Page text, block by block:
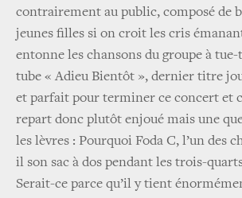
contrairement au public, composé de
jeunes filles si on croit les cris
entonne les chansons du groupe à
tube « Adieu Bientôt », dernier titre
et parfait pour terminer ce concert et
repart donc plutôt enjoué mais une
les lèvres : Pourquoi Foda C, l’un des
il son sac à dos pendant les trois-
Serait-ce parce qu’il y tient